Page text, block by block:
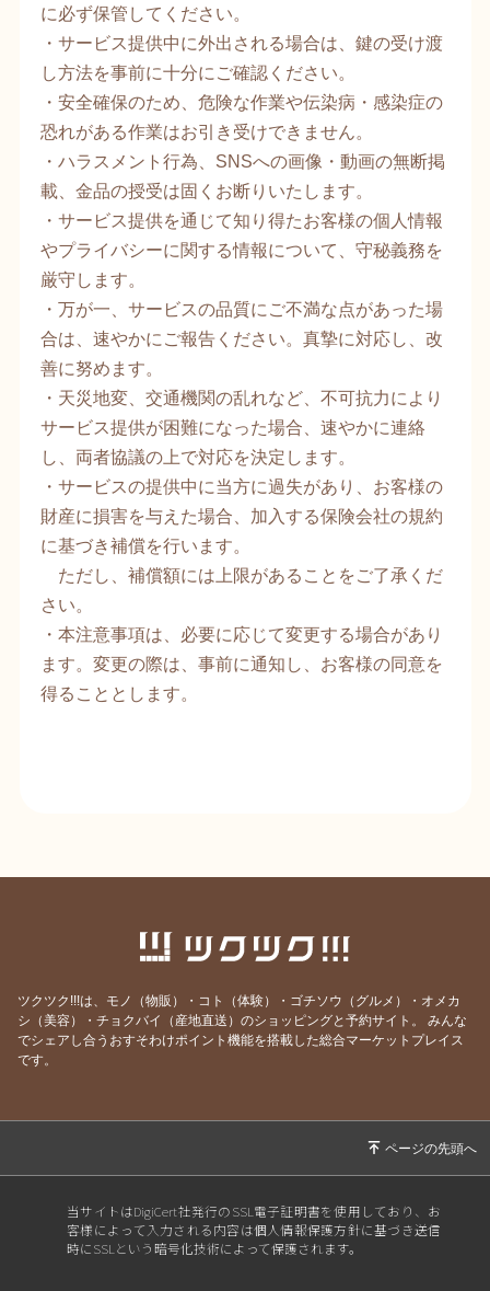
に必ず保管してください。
・サービス提供中に外出される場合は、鍵の受け渡
し方法を事前に十分にご確認ください。
・安全確保のため、危険な作業や伝染病・感染症の
恐れがある作業はお引き受けできません。
・ハラスメント行為、SNSへの画像・動画の無断掲
載、金品の授受は固くお断りいたします。
・サービス提供を通じて知り得たお客様の個人情報
やプライバシーに関する情報について、守秘義務を
厳守します。
・万が一、サービスの品質にご不満な点があった場
合は、速やかにご報告ください。真摯に対応し、改
善に努めます。
・天災地変、交通機関の乱れなど、不可抗力により
サービス提供が困難になった場合、速やかに連絡
し、両者協議の上で対応を決定します。
・サービスの提供中に当方に過失があり、お客様の
財産に損害を与えた場合、加入する保険会社の規約
に基づき補償を行います。
ただし、補償額には上限があることをご了承くだ
さい。
・本注意事項は、必要に応じて変更する場合があり
ます。変更の際は、事前に通知し、お客様の同意を
得ることとします。
ツクツク!!!は、モノ（物販）・コト（体験）・ゴチソウ（グルメ）・オメカ
シ（美容）・チョクバイ（産地直送）のショッピングと予約サイト。
みんな
でシェアし合うおすそわけポイント機能を搭載した総合マーケットプレイス
です。
当サイトはDigiCert社発行のSSL電子証明書を使用しており、お
客様によって入力される内容は個人情報保護方針に基づき送信
時にSSLという暗号化技術によって保護されます。